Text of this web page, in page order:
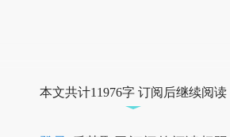
本文共计11976字 订阅后继续阅读